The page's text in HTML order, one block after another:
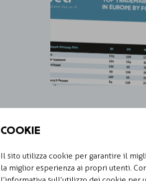
Spiacenti, le parole
diverse.
COOKIE
Il sito utilizza cookie per garantire il
la miglior esperienza ai propri utenti.